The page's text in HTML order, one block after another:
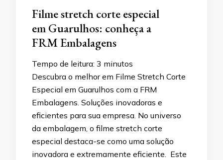
Filme stretch corte especial
em Guarulhos: conheça a
FRM Embalagens
Tempo de leitura: 3 minutos
Descubra o melhor em Filme Stretch Corte
Especial em Guarulhos com a FRM
Embalagens. Soluções inovadoras e
eficientes para sua empresa. No universo
da embalagem, o filme stretch corte
especial destaca-se como uma solução
inovadora e extremamente eficiente. Este